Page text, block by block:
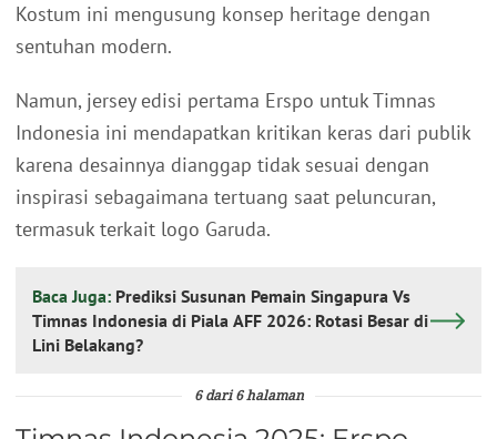
Kostum ini mengusung konsep heritage dengan
sentuhan modern.
Namun, jersey edisi pertama Erspo untuk Timnas
Indonesia ini mendapatkan kritikan keras dari publik
karena desainnya dianggap tidak sesuai dengan
inspirasi sebagaimana tertuang saat peluncuran,
termasuk terkait logo Garuda.
Baca Juga: Prediksi Susunan Pemain Singapura Vs
Timnas Indonesia di Piala AFF 2026: Rotasi Besar di
Lini Belakang?
6 dari 6 halaman